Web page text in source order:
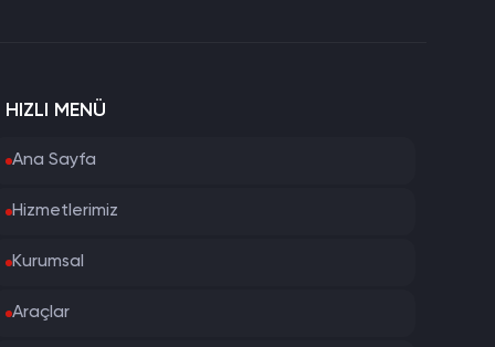
HIZLI MENÜ
Ana Sayfa
Hizmetlerimiz
Kurumsal
Araçlar